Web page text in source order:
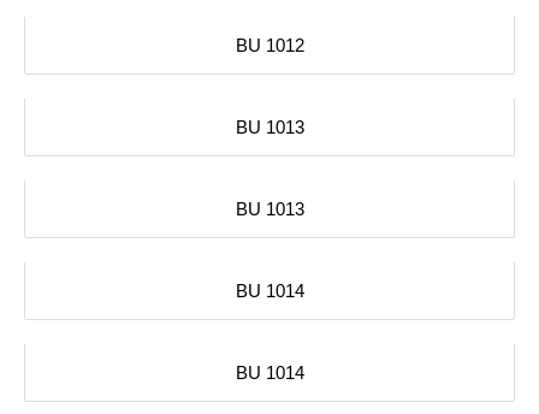
BU 1012
BU 1013
BU 1013
BU 1014
BU 1014